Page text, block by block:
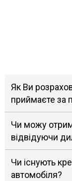
Як Ви
приймаєте за
Чи можу
відвідуючи
Чи існують
автомобіля?